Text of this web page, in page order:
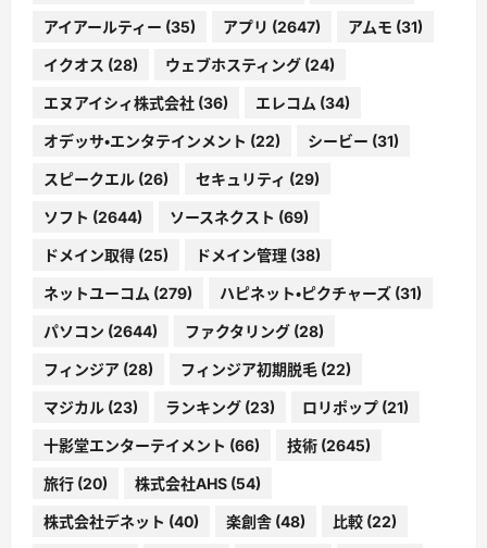
アイアールティー (35) アプリ (2647) アムモ (31)
イクオス (28) ウェブホスティング (24)
エヌアイシィ株式会社 (36) エレコム (34)
オデッサ・エンタテインメント (22) シービー (31)
スピークエル (26) セキュリティ (29)
ソフト (2644) ソースネクスト (69)
ドメイン取得 (25) ドメイン管理 (38)
ネットユーコム (279) ハピネット・ピクチャーズ (31)
パソコン (2644) ファクタリング (28)
フィンジア (28) フィンジア初期脱毛 (22)
マジカル (23) ランキング (23) ロリポップ (21)
十影堂エンターテイメント (66) 技術 (2645)
旅行 (20) 株式会社AHS (54)
株式会社デネット (40) 楽創舎 (48) 比較 (22)